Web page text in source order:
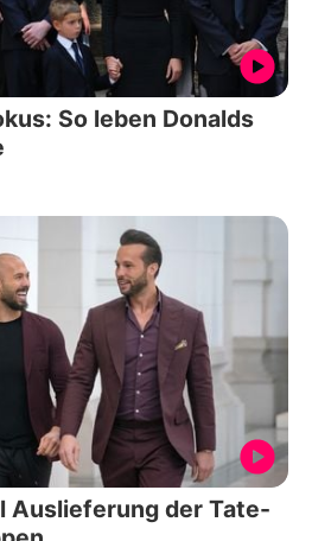
So leben Donalds
Auslieferung der Tate-